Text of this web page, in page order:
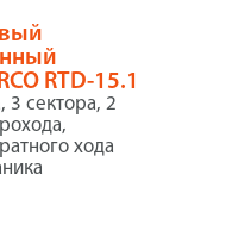
RTD-15.1
3 сектора, 2
хода